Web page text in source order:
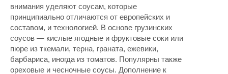
внимания уделяют соусам, которые
принципиально отличаются от европейских и
составом, и технологией. В основе грузинских
соусов — кислые ягодные и фруктовые соки или
пюре из ткемали, терна, граната, ежевики,
барбариса, иногда из томатов. Популярны также
ореховые и чесночные соусы. Дополнение к